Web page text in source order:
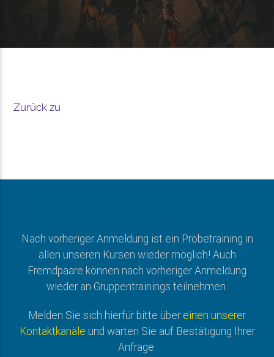
Zurück zu
Nach vorheriger Anmeldung ist ein Probetraining in
allen unseren Kursen wieder möglich! Auch
Fremdpaare können nach vorheriger Anmeldung
wieder an Gruppentrainings teilnehmen.
Melden Sie sich hierfür bitte übereinen unserer
Kontaktkanäle und warten Sie auf Bestätigung Ihrer
Anfrage.